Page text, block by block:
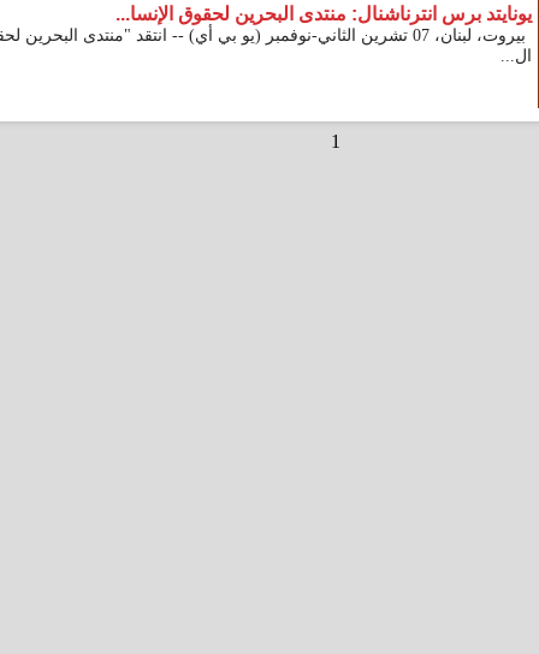
انترناشنال: منتدى البحرين لحقوق الإنسا...
بيروت، لبنان، 07 تشرين الثاني-نوفمبر (يو بي أي) -- انتقد "منتدى البحرين لحقوق